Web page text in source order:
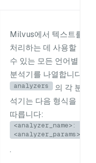
Milvus에서 텍스트를
처리하는 데 사용할
수 있는 모든 언어별
분석기를 나열합니다.
analyzers
의 각 분
석기는 다음 형식을
따릅니다:
<analyzer_name>:
<analyzer_params>
.